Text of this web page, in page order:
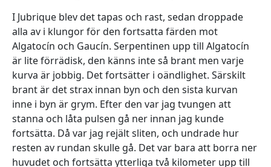
I Jubrique blev det tapas och rast, sedan droppade
alla av i klungor för den fortsatta färden mot
Algatocín och Gaucín. Serpentinen upp till Algatocín
är lite förrädisk, den känns inte så brant men varje
kurva är jobbig. Det fortsätter i oändlighet. Särskilt
brant är det strax innan byn och den sista kurvan
inne i byn är grym. Efter den var jag tvungen att
stanna och låta pulsen gå ner innan jag kunde
fortsätta. Då var jag rejält sliten, och undrade hur
resten av rundan skulle gå. Det var bara att borra ner
huvudet och fortsätta ytterliga två kilometer upp till